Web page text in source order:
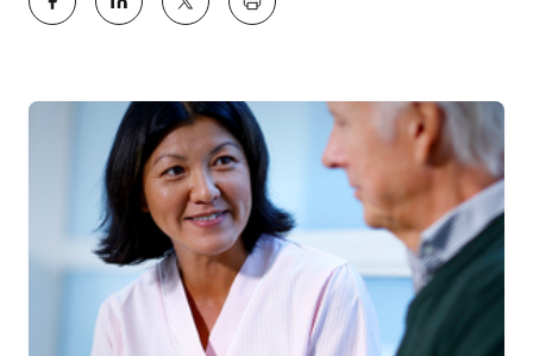
key:global.print-this-page